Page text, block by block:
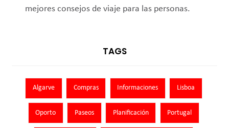
mejores consejos de viaje para las personas.
TAGS
Algarve Compras Informaciones Lisboa
Oporto Paseos Planificación Portugal